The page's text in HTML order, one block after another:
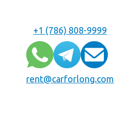
+1 (786) 808-9999
rent@carforlong.com